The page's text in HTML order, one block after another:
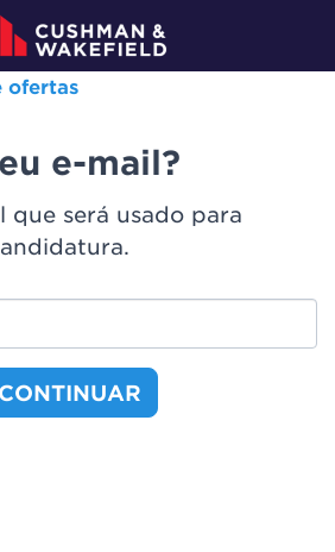
ofertas
e-mail?
que será usado para
CONTINUAR